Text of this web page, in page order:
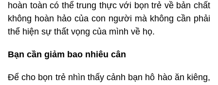
hoàn toàn có thể trung thực với bọn trẻ về bản chất
không hoàn hảo của con người mà không cần phải
thể hiện sự thất vọng của mình về họ.
Bạn cần giảm bao nhiêu cân
Để cho bọn trẻ nhìn thấy cảnh bạn hô hào ăn kiêng,